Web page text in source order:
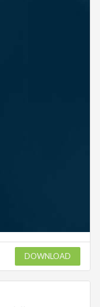
DOWNLOAD